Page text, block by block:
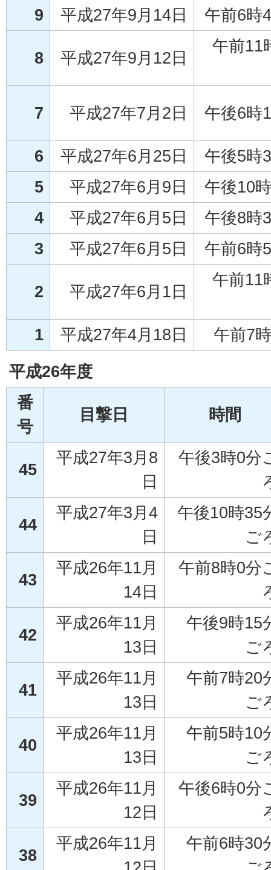
9
平成27年9月14日 午前6時
8 平成27年9月12日
午前11
7 平成27年7月2日 午後6時
6 平成27年6月25日
午後5時
5
平成27年6月9日
午後10
4
平成27年6月5日
午後8時
3
平成27年6月5日 午前6時
2 平成27年6月1日
午前11
1 平成27年4月18日
午前7
平成26年度
番
号
目撃日 時間
45
平成27年3月8
日
午後3時0分
44
平成27年3月4
日
午後10時35
ご
43
平成26年11月
14日
午前8時0分
42
平成26年11月
13日
午後9時15
ご
41
平成26年11月
13日
午前7時20
ご
40
平成26年11月
13日
午前5時10
ご
39
平成26年11月
12日
午後6時0分
38
平成26年11月
午前6時30